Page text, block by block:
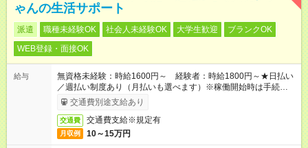
ゃんの生活サポート
派遣 職種未経験OK 社会人未経験OK 大学生歓迎
ブランクOK
WEB登録・面接OK
給与
無資格未経験：時給1600円～ 経験者：時給1800円～★日払い
／週払い制度あり（月払いも選べます）※稼働開始時は手続き完
了次第のお支払いとなります。
交通費別途支給あり
交通費 交通費支給※規定有
月収例 10～15万円